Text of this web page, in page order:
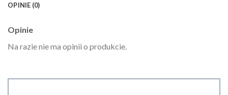
OPINIE (0)
Opinie
Na razie nie ma opinii o produkcie.